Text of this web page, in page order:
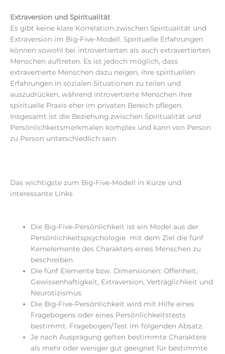
Extraversion und Spiritualität
Es gibt keine klare Korrelation zwischen Spiritualität und
Extraversion im Big-Five-Modell. Spirituelle Erfahrungen
können sowohl bei introvertierten als auch extravertierten
Menschen auftreten. Es ist jedoch möglich, dass
extravertierte Menschen dazu neigen, ihre spirituellen
Erfahrungen in sozialen Situationen zu teilen und
auszudrücken, während introvertierte Menschen ihre
spirituelle Praxis eher im privaten Bereich pflegen.
Insgesamt ist die Beziehung zwischen Spiritualität und
Persönlichkeitsmerkmalen komplex und kann von Person
zu Person unterschiedlich sein.
Das wichtigste zum Big-Five-Modell in Kürze und
interessante Links
Die Big-Five-Persönlichkeit ist ein Model aus der
Persönlichkeitspsychologie mit dem Ziel die fünf
Kernelemente des Charakters eines Menschen zu
beschreiben
Die fünf Elemente bzw. Dimensionen: Offenheit,
Gewissenhaftigkeit, Extraversion, Verträglichkeit und
Neurotizismus.
Die Big-Five-Persönlichkeit wird mit Hilfe eines
Fragebogens oder eines Persönlichkeitstests
bestimmt. Fragebogen/Test im folgenden Absatz.
Je nach Ausprägung gelten bestimmte Charaktere
als mehr oder weniger gut geeignet für bestimmte